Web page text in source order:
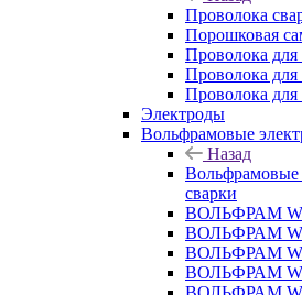
Проволока
Порошковая
Проволока
Проволока для
Проволока для
Электроды
Вольфрамовые
Назад
Вольфрамовые
сварки
ВОЛЬФРАМ
ВОЛЬФРАМ
ВОЛЬФРАМ
ВОЛЬФРАМ